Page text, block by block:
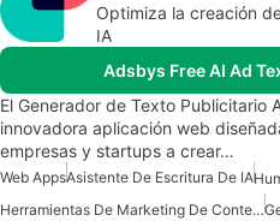
Optimiza la creación
IA
Adsbys Free AI Ad
El Generador de Texto Publicitario
innovadora aplicación web
empresas y startups a crear…
Web AppsAsistente De Escritura De IA
Herramientas De Marketing De Contenido De IA